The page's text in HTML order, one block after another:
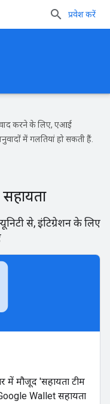
प्रवेश करें
करने के लिए, एआई
में गलतियां हो सकती हैं.
से, इंटिग्रेशन के लिए
में मौजूद 'सहायता टीम
Wallet सहायता